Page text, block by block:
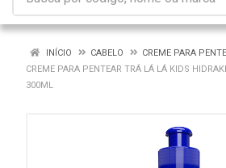
INÍCIO CABELO
CREME PARA
CREME PARA PENTEAR TRÁ LÁ LÁ KIDS
300ML